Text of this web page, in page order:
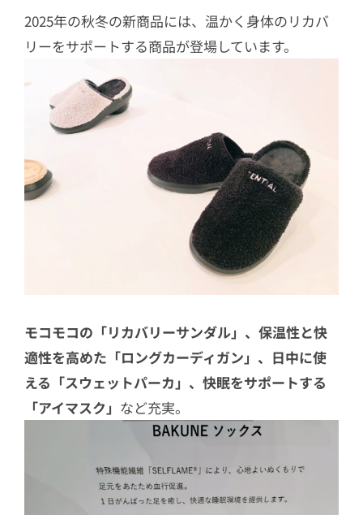
2025年の秋冬の新商品には、温かく身体のリカバ
リーをサポートする商品が登場しています。
モコモコの「リカバリーサンダル」、保温性と快
適性を高めた「ロングカーディガン」、日中に使
える「スウェットパーカ」、快眠をサポートする
「アイマスク」 など充実。